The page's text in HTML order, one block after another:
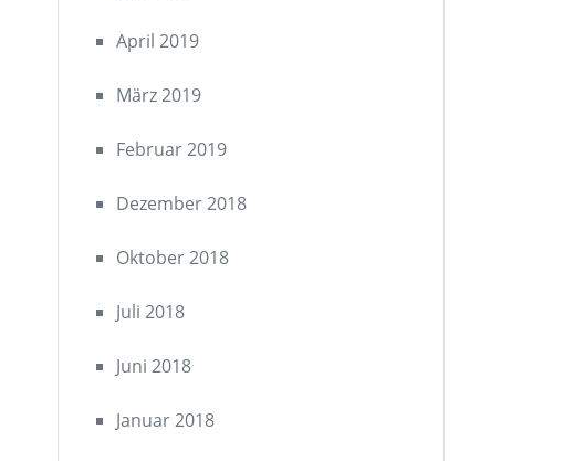
April 2019
März 2019
Februar 2019
Dezember 2018
Oktober 2018
Juli 2018
Juni 2018
Januar 2018